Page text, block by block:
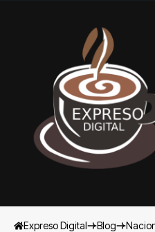
Expreso Digital Blog